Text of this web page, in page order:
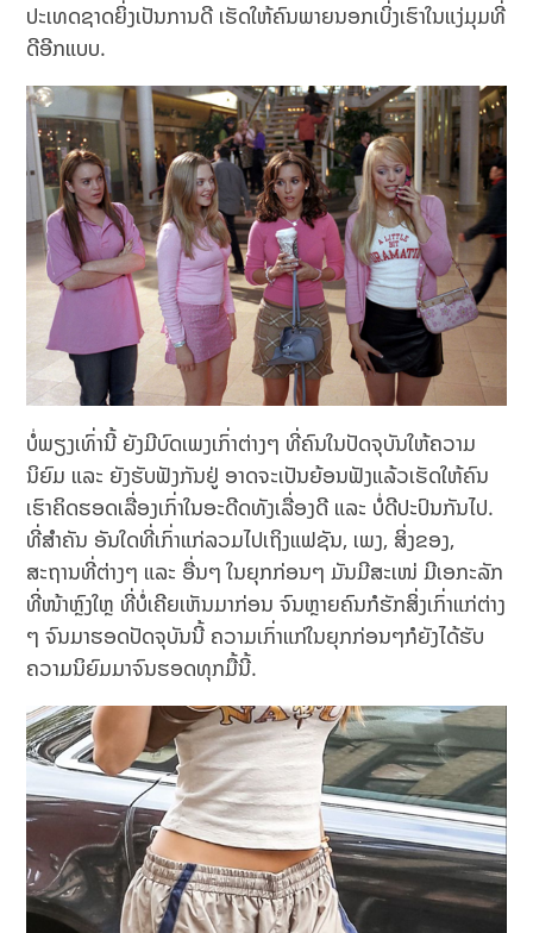
ປະເທດຊາດຍິ່ງເປັນການດີ ເຮັດໃຫ້ຄົນພາຍນອກເບິ່ງເຮົາໃນແງ່ມຸມທີ່
ດີອີກແບບ.
ບໍ່ພຽງເທົ່ານີ້ ຍັງມີບົດເພງເກົ່າຕ່າງໆ ທີ່ຄົນໃນປັດຈຸບັນໃຫ້ຄວາມ
ນິຍົມ ແລະ ຍັງຮັບຟັງກັນຢູ່ ອາດຈະເປັນຍ້ອນຟັງແລ້ວເຮັດໃຫ້ຄົນ
ເຮົາຄິດຮອດເລື່ອງເກົ່າໃນອະດີດທັງເລື່ອງດີ ແລະ ບໍ່ດີປະປົນກັນໄປ.
ທີ່ສຳຄັນ ອັນໃດທີ່ເກົ່າແກ່ລວມໄປເຖິງແຟຊັນ, ເພງ, ສິ່ງຂອງ,
ສະຖານທີ່ຕ່າງໆ ແລະ ອື່ນໆ ໃນຍຸກກ່ອນໆ ມັນມີສະເໜ່ ມີເອກະລັກ
ທີ່ໜ້າຫຼົງໃຫຼ ທີ່ບໍ່ເຄີຍເຫັນມາກ່ອນ ຈົນຫຼາຍຄົນກໍຮັກສິ່ງເກົ່າແກ່ຕ່າງ
ໆ ຈົນມາຮອດປັດຈຸບັນນີ້ ຄວາມເກົ່າແກ່ໃນຍຸກກ່ອນໆກໍຍັງໄດ້ຮັບ
ຄວາມນິຍົມມາຈົນຮອດທຸກມື້ນີ້.